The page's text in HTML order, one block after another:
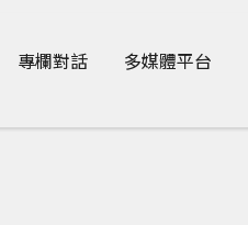
專欄對話 多媒體平台